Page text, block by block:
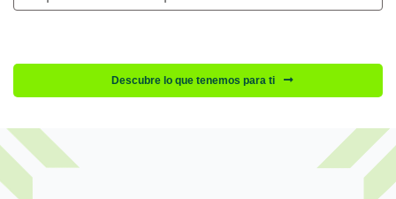
Descubre lo que tenemos para ti